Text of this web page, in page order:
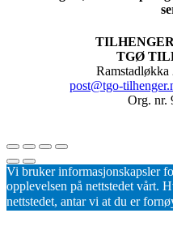
TGØ
post@tgo-
Org. nr.
Vi bruker informasjonskapsler
opplevelsen på nettstedet vårt.
nettstedet, antar vi at du er